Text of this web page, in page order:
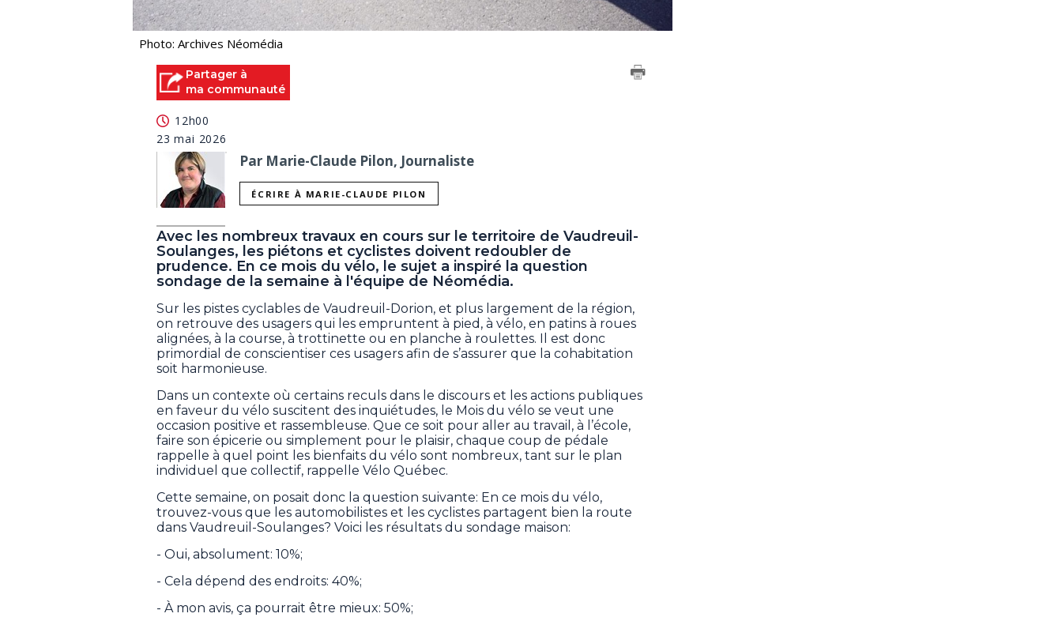
Photo: Archives Néomédia
Partager à
ma communauté
12h00
23 mai 2026
Par Marie-Claude Pilon, Journaliste
ÉCRIRE À MARIE-CLAUDE PILON
Avec les nombreux travaux en cours sur le territoire de Vaudreuil-
Soulanges, les piétons et cyclistes doivent redoubler de
prudence. En ce mois du vélo, le sujet a inspiré la question
sondage de la semaine à l'équipe de Néomédia.
Sur les pistes cyclables de Vaudreuil-Dorion, et plus largement de la région,
on retrouve des usagers qui les empruntent à pied, à vélo, en patins à roues
alignées, à la course, à trottinette ou en planche à roulettes. Il est donc
primordial de conscientiser ces usagers afin de s’assurer que la cohabitation
soit harmonieuse.
Dans un contexte où certains reculs dans le discours et les actions publiques
en faveur du vélo suscitent des inquiétudes, le Mois du vélo se veut une
occasion positive et rassembleuse. Que ce soit pour aller au travail, à l’école,
faire son épicerie ou simplement pour le plaisir, chaque coup de pédale
rappelle à quel point les bienfaits du vélo sont nombreux, tant sur le plan
individuel que collectif, rappelle Vélo Québec.
Cette semaine, on posait donc la question suivante: En ce mois du vélo,
trouvez-vous que les automobilistes et les cyclistes partagent bien la route
dans Vaudreuil-Soulanges? Voici les résultats du sondage maison:
- Oui, absolument: 10%;
- Cela dépend des endroits: 40%;
- À mon avis, ça pourrait être mieux: 50%;